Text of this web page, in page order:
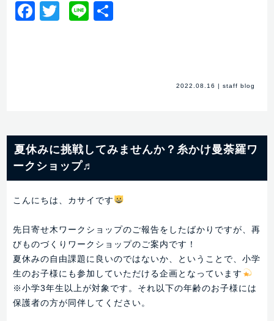
Facebook
Twitter
Line
2022.08.16 | staff blog
夏休みに挑戦してみませんか？糸かけ曼荼羅ワ
ークショップ♬
こんにちは、カサイです
先日寄せ木ワークショップのご報告をしたばかりですが、再
びものづくりワークショップのご案内です！
夏休みの自由課題に良いのではないか、ということで、小学
生のお子様にも参加していただける企画となっています
※小学3年生以上が対象です。それ以下の年齢のお子様には
保護者の方が同伴してください。